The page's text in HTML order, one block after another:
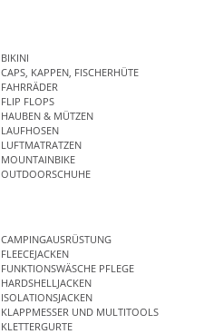
BIKINI
CAPS, KAPPEN, FISCHERHÜTE
FAHRRÄDER
FLIP FLOPS
HAUBEN & MÜTZEN
LAUFHOSEN
LUFTMATRATZEN
MOUNTAINBIKE
OUTDOORSCHUHE
CAMPINGAUSRÜSTUNG
FLEECEJACKEN
FUNKTIONSWÄSCHE PFLEGE
HARDSHELLJACKEN
ISOLATIONSJACKEN
KLAPPMESSER UND MULTITOOLS
KLETTERGURTE